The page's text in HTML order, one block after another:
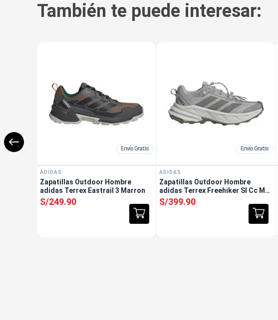
También te puede interesar:
Envío Gratis
ADIDAS
Zapatillas Outdoor Hombre
adidas Terrex Eastrail 3 Marron
S/249.90
Envío Gratis
ADIDAS
Zapatillas Outdoor Hombre
adidas Terrex Freehiker Sl Cc M
Gris
S/399.90